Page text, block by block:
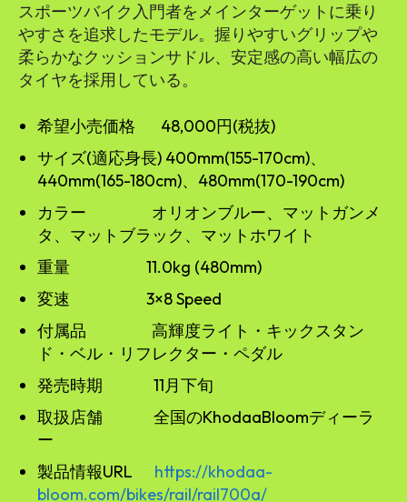
スポーツバイク入門者をメインターゲットに乗り
やすさを追求したモデル。握りやすいグリップや
柔らかなクッションサドル、安定感の高い幅広の
タイヤを採用している。
希望小売価格 48,000円(税抜)
サイズ(適応身長) 400mm(155-170cm)、
440mm(165-180cm)、480mm(170-190cm)
カラー オリオンブルー、マットガンメ
タ、マットブラック、マットホワイト
重量 11.0kg (480mm)
変速 3×8 Speed
付属品 高輝度ライト・キックスタン
ド・ベル・リフレクター・ペダル
発売時期 11月下旬
取扱店舗 全国のKhodaaBloomディーラ
ー
製品情報URL https://khodaa-
bloom.com/bikes/rail/rail700a/